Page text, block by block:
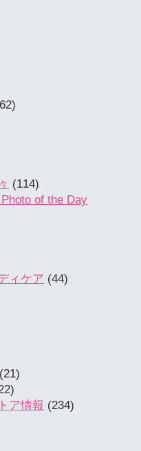
(114)
of the Day
ィケア (44)
(21)
ア情報 (234)